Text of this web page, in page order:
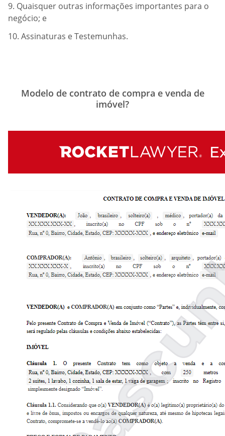
9. Quaisquer outras informações importantes para o
negócio; e
10. Assinaturas e Testemunhas.
Modelo de contrato de compra e venda de
imóvel?